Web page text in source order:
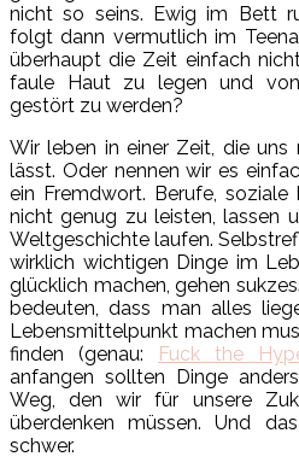
nicht so seins. Ewig im Bett
folgt dann vermutlich im
überhaupt die Zeit einfach
faule Haut zu legen und
gestört zu werden?
Wir leben in einer Zeit, die
lässt. Oder nennen wir es
ein Fremdwort. Berufe,
nicht genug zu leisten, lassen
Weltgeschichte laufen.
wirklich wichtigen Dinge im
glücklich machen, gehen
bedeuten, dass man alles
Lebensmittelpunkt machen
finden (genau:
Fuck the
anfangen sollten Dinge
Weg, den wir für unsere
überdenken müssen. Und
schwer.